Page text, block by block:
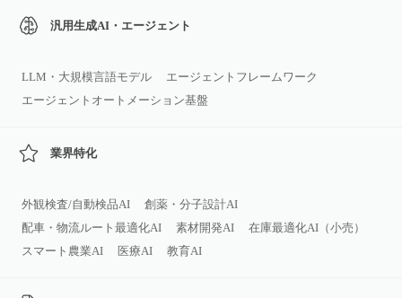
汎用生成AI・エージェント
LLM・大規模言語モデル
エージェントフレームワーク
エージェントオートメーション基盤
業界特化
外観検査/自動検品AI
創薬・分子設計AI
配車・物流ルート最適化AI
素材開発AI
在庫最適化AI（小売）
スマート農業AI
医療AI 教育AI